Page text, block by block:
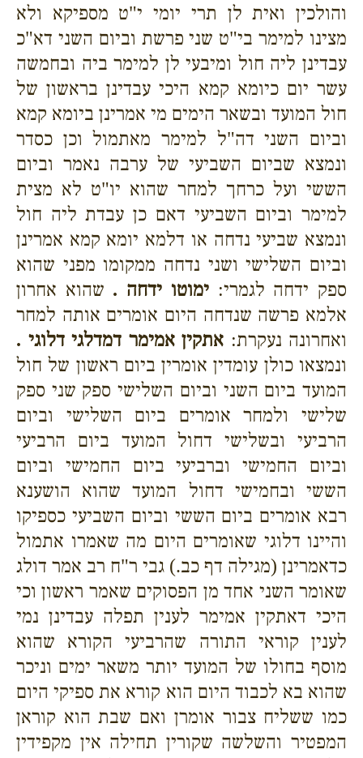
והולכין ואית לן תרי יומי י"ט מספיקא ולא
מצינו למימר בי"ט שני פרשת וביום השני דא"כ
עבדינן ליה חול ומיבעי לן למימר ביה ובחמשה
עשר יום כיומא קמא היכי עבדינן בראשון של
חול המועד ובשאר הימים מי אמרינן ביומא קמא
וביום השני דה"ל למימר מאתמול וכן כסדר
ונמצא שביום השביעי של ערבה נאמר וביום
הששי ועל כרחך למחר שהוא יו"ט לא מצית
למימר וביום השביעי דאם כן עבדת ליה חול
ונמצא שביעי נדחה או דלמא יומא קמא אמרינן
וביום השלישי ושני נדחה ממקומו מפני שהוא
ספק ידחה לגמרי:ימוטו ידחה . שהוא אחרון
אלמא פרשה שנדחה היום אומרים אותה למחר
ואחרונה נעקרת: אתקין אמימר דמדלגי דלוגי .
ונמצאו כולן עומדין אומרין ביום ראשון של חול
המועד ביום השני וביום השלישי ספק שני ספק
שלישי ולמחר אומרים ביום השלישי וביום
הרביעי ובשלישי דחול המועד ביום הרביעי
וביום החמישי וברביעי ביום החמישי וביום
הששי ובחמישי דחול המועד שהוא הושענא
רבא אומרים ביום הששי וביום השביעי כספיקו
והיינו דלוגי שאומרים היום מה שאמרו אתמול
כדאמרינן (מגילה דף כב.) גבי ר"ח רב אמר דולג
שאומר השני אחד מן הפסוקים שאמר ראשון וכי
היכי דאתקין אמימר לענין תפלה עבדינן נמי
לענין קוראי התורה שהרביעי הקורא שהוא
מוסף בחולו של המועד יותר משאר ימים וניכר
שהוא בא לכבוד היום הוא קורא את ספיקי היום
כמו ששליח צבור אומרן ואם שבת הוא קוראן
המפטיר והשלשה שקורין תחילה אין מקפידין